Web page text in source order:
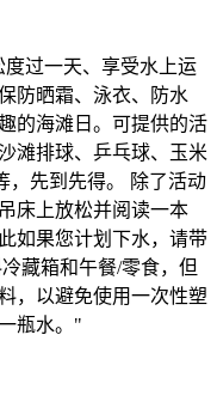
过一天、享受水上运
防晒霜、泳衣、防水
的海滩日。可提供的活
滩排球、乒乓球、玉米
，先到先得。 除了活动
床上放松并阅读一本
如果您计划下水，请带
藏箱和午餐/零食，但
，以避免使用一次性塑
瓶水。"